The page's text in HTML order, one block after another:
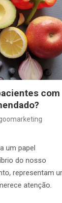
com
um papel
do nosso
representam
atenção.